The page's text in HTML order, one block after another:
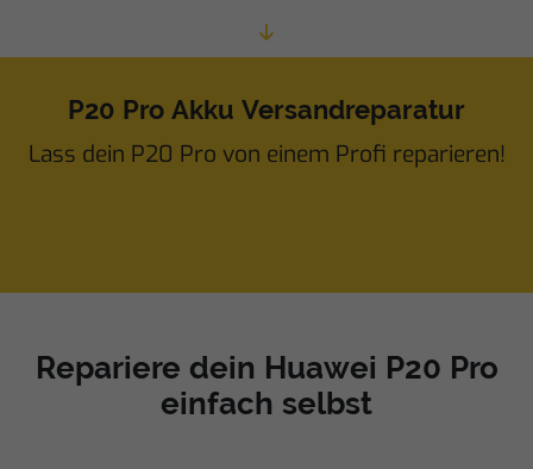
P20 Pro Akku Versandreparatur
Lass dein P20 Pro von einem Profi reparieren!
Repariere dein Huawei P20 Pro
einfach selbst